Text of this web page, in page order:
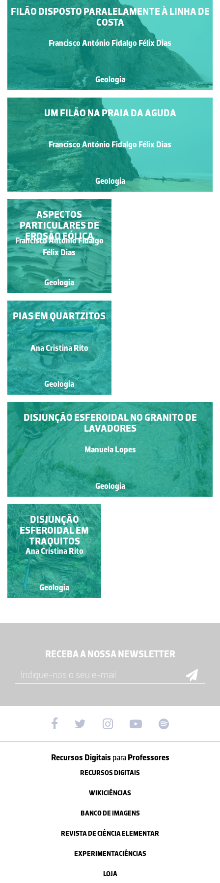
FILÃO DISPOSTO PARALELAMENTE À LINHA DE
COSTA
Francisco António Fidalgo Félix Dias
Geologia
UM FILÃO NA PRAIA DA AGUDA
Francisco António Fidalgo Félix Dias
Geologia
TROMBA
Francisco António Fidalgo
Félix Dias
Geologia
ASPECTOS
PARTICULARES DE
EROSÃO EÓLICA
Francisco António Fidalgo
Félix Dias
Geologia
CASCATA FRECHA DA
MIZARELA - EROSÃO
DIFERENCIAL
Ana Cristina Rito
Geologia
PIAS EM QUARTZITOS
Ana Cristina Rito
Geologia
DISJUNÇÃO ESFEROIDAL NO GRANITO DE
LAVADORES
Manuela Lopes
Geologia
DISJUNÇÃO
ESFEROIDAL
Ana Cristina Rito
Geologia
DISJUNÇÃO
ESFEROIDAL EM
TRAQUITOS
Ana Cristina Rito
Geologia
RECEBA A NOSSA NEWSLETTER
Recursos Digitais paraProfessores
RECURSOS DIGITAIS
WIKICIÊNCIAS
BANCO DE IMAGENS
REVISTA DE CIÊNCIA ELEMENTAR
EXPERIMENTACIÊNCIAS
LOJA